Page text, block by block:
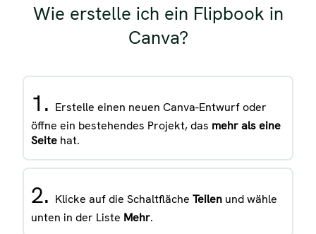
Wie erstelle ich ein Flipbook in
Canva?
1. Erstelle einen neuen Canva-Entwurf oder
öffne ein bestehendes Projekt, das mehr als eine
Seite hat.
2. Klicke auf die Schaltfläche Teilen und wähle
unten in der Liste Mehr.